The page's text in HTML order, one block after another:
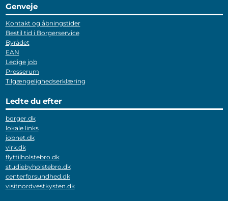
Genveje
Kontakt og åbningstider
Bestil tid i Borgerservice
Byrådet
EAN
Ledige job
Presserum
Tilgængelighedserklæring
Ledte du efter
borger.dk
lokale links
jobnet.dk
virk.dk
flyttilholstebro.dk
studiebyholstebro.dk
centerforsundhed.dk
visitnordvestkysten.dk